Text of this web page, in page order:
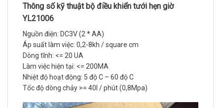
Thông số kỹ thuật bộ điều khiển tưới hẹn giờ
YL21006
Nguồn điện: DC3V (2 * AA)
Áp suất làm việc: 0,2-8kh / square cm
Dòng tĩnh: <= 20 UA
Làm việc hiện tại: <= 200MA
Nhiệt độ hoạt động: 5 độ C – 60 độ C
Tốc độ dòng chảy >= 40l / phút (0,8Mpa)